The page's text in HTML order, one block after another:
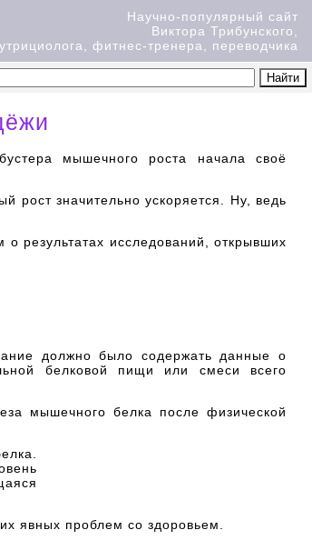
Научно-популярный сайт
Виктора Трибунского,
фитнес-тренера, переводчика
мышечного роста начала своё
рост значительно ускоряется. Ну, ведь
результатах исследований, открывших
должно было содержать данные о
белковой пищи или смеси всего
мышечного белка после физической
явных проблем со здоровьем.